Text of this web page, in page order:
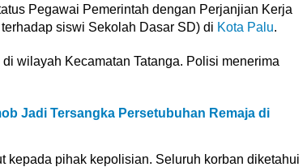
Pegawai Pemerintah dengan Perjanjian Kerja
siswi Sekolah Dasar SD) di Kota Palu.
wilayah Kecamatan Tatanga. Polisi menerima
Jadi Tersangka Persetubuhan Remaja di
kepada pihak kepolisian. Seluruh korban diketahui